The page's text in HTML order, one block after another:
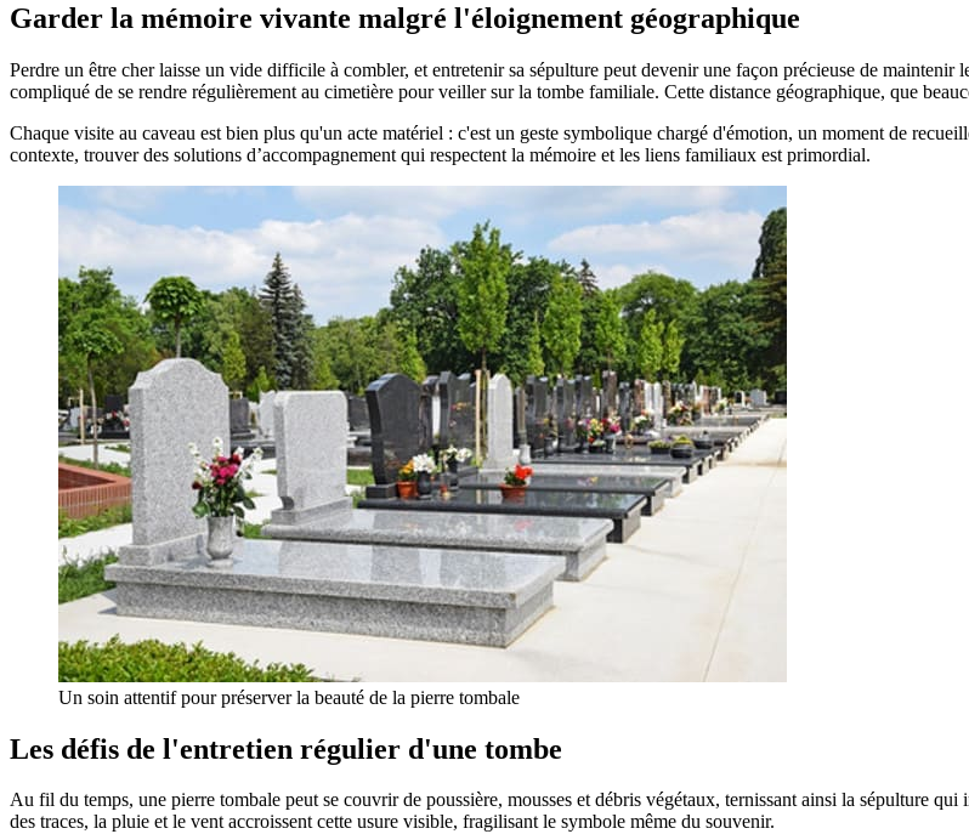
Garder la mémoire vivante malgré l'éloignement géographique
Perdre un être cher laisse un vide difficile à combler, et entretenir sa sépulture peut devenir une façon précieuse de
compliqué de se rendre régulièrement au cimetière pour veiller sur la tombe familiale. Cette distance géographique, que
Chaque visite au caveau est bien plus qu'un acte matériel : c'est un geste symbolique chargé d'émotion, un moment de
contexte, trouver des solutions d’accompagnement qui respectent la mémoire et les liens familiaux est primordial.
Un soin attentif pour préserver la beauté de la pierre tombale
Les défis de l'entretien régulier d'une tombe
Au fil du temps, une pierre tombale peut se couvrir de poussière, mousses et débris végétaux, ternissant ainsi la sépulture
des traces, la pluie et le vent accroissent cette usure visible, fragilisant le symbole même du souvenir.